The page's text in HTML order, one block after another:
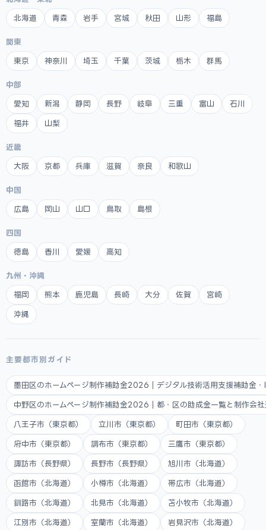
北海道 青森 岩手 宮城 秋田 山形 福島
関東
東京 神奈川 埼玉 千葉 茨城 栃木 群馬
中部
愛知 新潟 静岡 長野 岐阜 三重 富山 石川
福井 山梨
近畿
大阪 京都 兵庫 滋賀 奈良 和歌山
中国
広島 岡山 山口 鳥取 島根
四国
徳島 香川 愛媛 高知
九州・沖縄
福岡 熊本 鹿児島 長崎 大分 佐賀 宮崎
沖縄
主要都市別ガイド
墨田区のホームページ制作補助金2026｜デジタル技術活用支援補助金
中野区のホームページ制作補助金2026｜都・区の助成金一覧と制作会
八王子市（東京都） 立川市（東京都） 町田市（東京都）
府中市（東京都） 調布市（東京都） 三鷹市（東京都）
諏訪市（長野県） 長野市（長野県） 旭川市（北海道）
函館市（北海道） 小樽市（北海道） 帯広市（北海道）
釧路市（北海道） 北見市（北海道） 苫小牧市（北海道）
江別市（北海道） 室蘭市（北海道） 岩見沢市（北海道）